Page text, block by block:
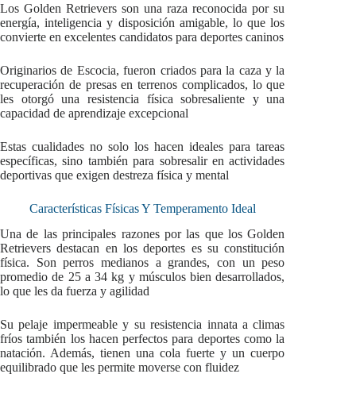
Los Golden Retrievers son una raza reconocida por su
energía, inteligencia y disposición amigable, lo que los
convierte en excelentes candidatos para deportes caninos
Originarios de Escocia, fueron criados para la caza y la
recuperación de presas en terrenos complicados, lo que
les otorgó una resistencia física sobresaliente y una
capacidad de aprendizaje excepcional
Estas cualidades no solo los hacen ideales para tareas
específicas, sino también para sobresalir en actividades
deportivas que exigen destreza física y mental
Características Físicas Y Temperamento Ideal
Una de las principales razones por las que los Golden
Retrievers destacan en los deportes es su constitución
física. Son perros medianos a grandes, con un peso
promedio de 25 a 34 kg y músculos bien desarrollados,
lo que les da fuerza y agilidad
Su pelaje impermeable y su resistencia innata a climas
fríos también los hacen perfectos para deportes como la
natación. Además, tienen una cola fuerte y un cuerpo
equilibrado que les permite moverse con fluidez